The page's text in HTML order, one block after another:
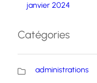
janvier 2024
Catégories
administrations